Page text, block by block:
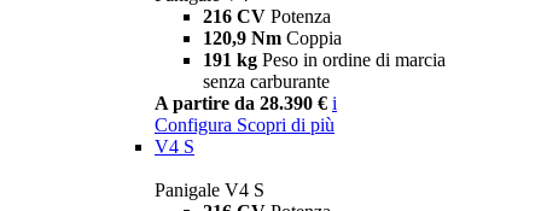
216 CV Potenza
120,9 Nm Coppia
191 kg Peso in ordine di marcia
senza carburante
A partire da 28.390 € i
Configura Scopri di più
V4 S
Panigale V4 S